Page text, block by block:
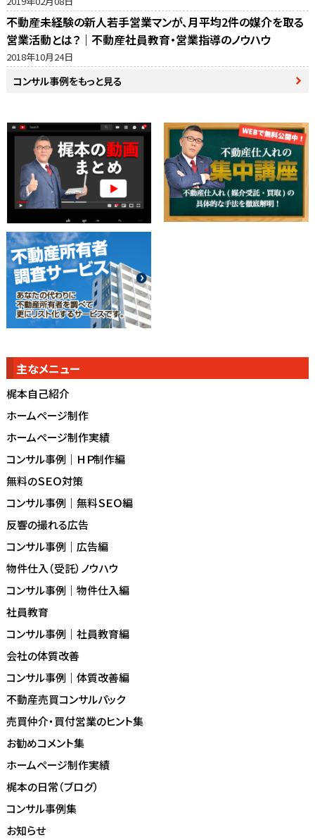
不動産未経験の新人若手営業マンが、月平均2件の媒介を取る
営業活動とは？｜不動産社員教育・営業指導のノウハウ
2018年10月24日
コンサル事例をもっと見る
主なメニュー
梶本自己紹介
ホームページ制作
ホームページ制作実績
コンサル事例｜ＨＰ制作編
無料のＳＥＯ対策
コンサル事例｜無料ＳＥＯ編
反響の撮れる広告
コンサル事例｜広告編
物件仕入（受託）ノウハウ
コンサル事例｜物件仕入編
社員教育
コンサル事例｜社員教育編
会社の体質改善
コンサル事例｜体質改善編
不動産売買コンサルパック
売買仲介・買付営業のヒント集
お勧めコメント集
ホームページ制作実績
梶本の日常（ブログ）
コンサル事例集
お知らせ